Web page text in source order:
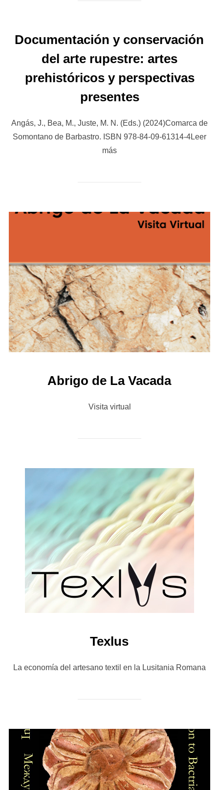
Documentación y conservación
del arte rupestre: artes
prehistóricos y perspectivas
presentes
Angás, J., Bea, M., Juste, M. N. (Eds.) (2024)Comarca de
Somontano de Barbastro. ISBN 978-84-09-61314-4Leer
más
Abrigo de La Vacada
Visita virtual
Texlus
La economía del artesano textil en la Lusitania Romana